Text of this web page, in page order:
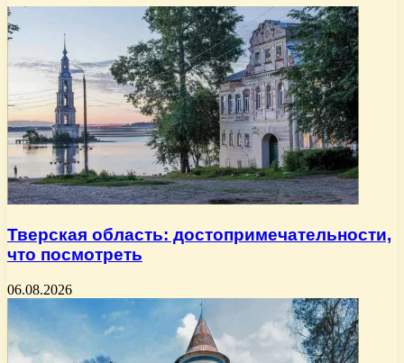
Тверская область: достопримечательности,
что посмотреть
06.08.2026